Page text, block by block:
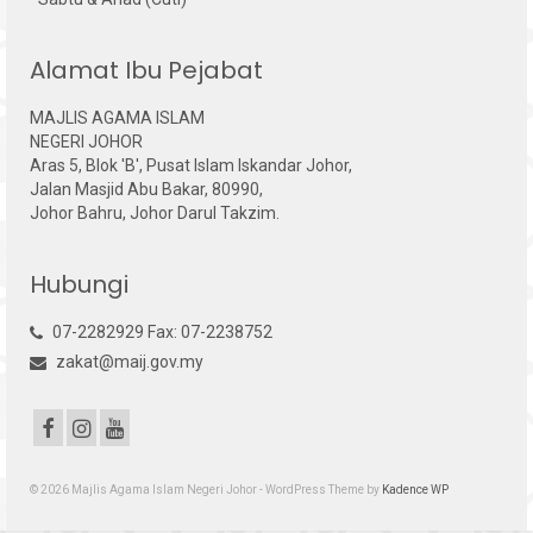
Alamat Ibu Pejabat
MAJLIS AGAMA ISLAM
NEGERI JOHOR
Aras 5, Blok 'B', Pusat Islam Iskandar Johor,
Jalan Masjid Abu Bakar, 80990,
Johor Bahru, Johor Darul Takzim.
Hubungi
07-2282929 Fax: 07-2238752
zakat@maij.gov.my
© 2026 Majlis Agama Islam Negeri Johor - WordPress Theme by Kadence WP